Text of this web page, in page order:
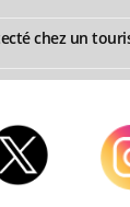
chez un